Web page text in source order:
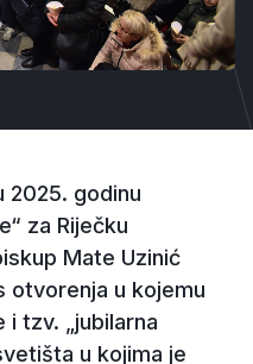
2025. godinu
za Riječku
Mate Uzinić
otvorenja u kojemu
tzv. „jubilarna
u kojima je